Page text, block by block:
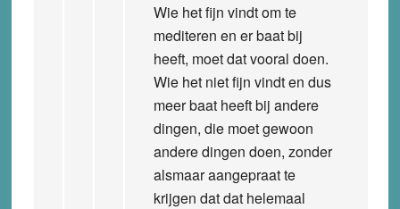
Wie het fijn vindt om te
mediteren en er baat bij
heeft, moet dat vooral doen.
Wie het niet fijn vindt en dus
meer baat heeft bij andere
dingen, die moet gewoon
andere dingen doen, zonder
alsmaar aangepraat te
krijgen dat dat helemaal